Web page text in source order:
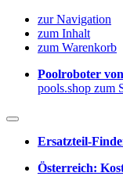
zur Navigation
zum Inhalt
zum Warenkorb
Poolroboter
pools.shop zum
Ersatzteil-
Österreich: